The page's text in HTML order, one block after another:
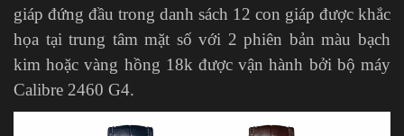
giáp đứng đầu trong danh sách 12 con giáp được khắc
họa tại trung tâm mặt số với 2 phiên bản màu bạch
kim hoặc vàng hồng 18k được vận hành bởi bộ máy
Calibre 2460 G4.